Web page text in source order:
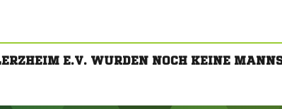
E.V. WURDEN NOCH KEINE